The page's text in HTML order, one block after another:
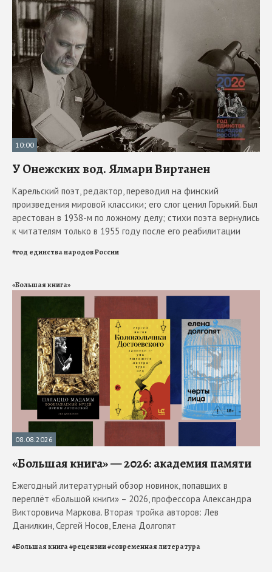
10:00
У Онежских вод. Ялмари Виртанен
Карельский поэт, редактор, переводил на финский
произведения мировой классики; его слог ценил Горький. Был
арестован в 1938-м по ложному делу; стихи поэта вернулись
к читателям только в 1955 году после его реабилитации
#год единства народов России
«Большая книга»
08.08.2026
«Большая книга» — 2026: академия памяти
Ежегодный литературный обзор новинок, попавших в
переплёт «Большой книги» – 2026, профессора Александра
Викторовича Маркова. Вторая тройка авторов: Лев
Данилкин, Сергей Носов, Елена Долгопят
#Большая книга#рецензии#современная литература